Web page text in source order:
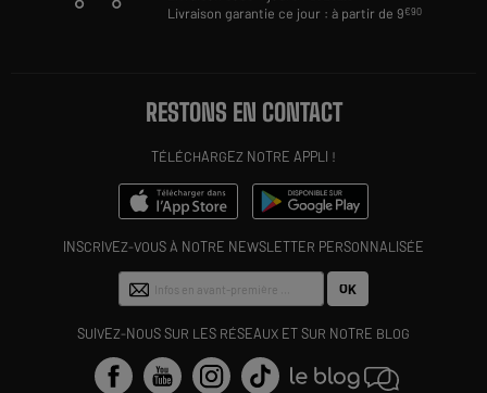
Livraison garantie ce jour : à partir de 9€90
RESTONS EN CONTACT
TÉLÉCHARGEZ NOTRE APPLI !
INSCRIVEZ-VOUS À NOTRE NEWSLETTER PERSONNALISÉE
OK
SUIVEZ-NOUS SUR LES RÉSEAUX ET SUR NOTRE BLOG